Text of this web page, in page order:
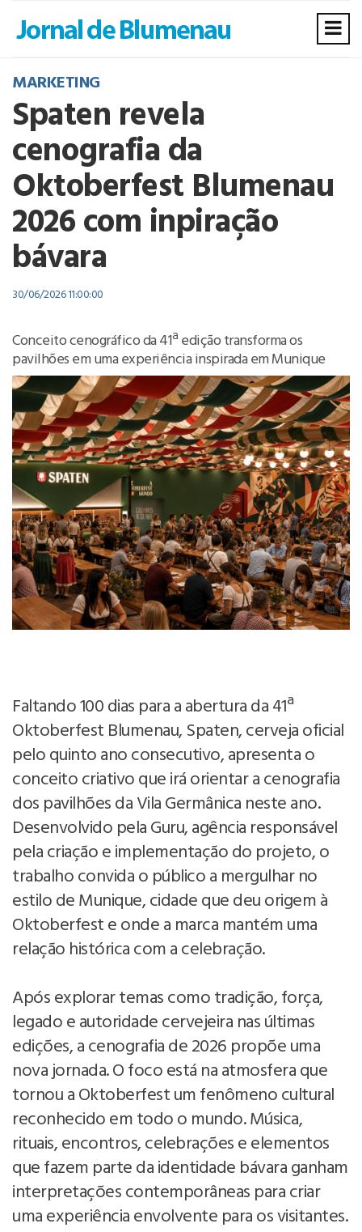
MARKETING
Spaten revela
cenografia da
Oktoberfest Blumenau
2026 com inpiração
bávara
30/06/2026 11:00:00
Conceito cenográfico da 41ª edição transforma os
pavilhões em uma experiência inspirada em Munique
Faltando 100 dias para a abertura da 41ª
Oktoberfest Blumenau, Spaten, cerveja oficial
pelo quinto ano consecutivo, apresenta o
conceito criativo que irá orientar a cenografia
dos pavilhões da Vila Germânica neste ano.
Desenvolvido pela Guru, agência responsável
pela criação e implementação do projeto, o
trabalho convida o público a mergulhar no
estilo de Munique, cidade que deu origem à
Oktoberfest e onde a marca mantém uma
relação histórica com a celebração.
Após explorar temas como tradição, força,
legado e autoridade cervejeira nas últimas
edições, a cenografia de 2026 propõe uma
nova jornada. O foco está na atmosfera que
tornou a Oktoberfest um fenômeno cultural
reconhecido em todo o mundo. Música,
rituais, encontros, celebrações e elementos
que fazem parte da identidade bávara ganham
interpretações contemporâneas para criar
uma experiência envolvente para os visitantes.